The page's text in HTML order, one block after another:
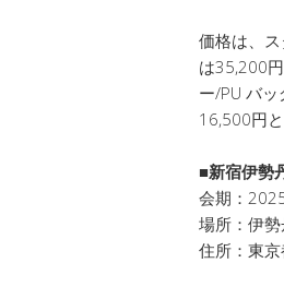
価格は、
は35,200
ー/PU バ
16,500円と
■新宿伊勢
会期：
場所：伊
住所：東